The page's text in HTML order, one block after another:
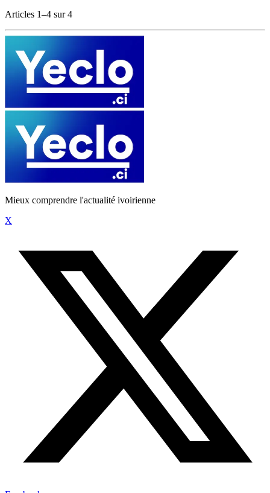
Articles 1–4 sur 4
Mieux comprendre l'actualité ivoirienne
X